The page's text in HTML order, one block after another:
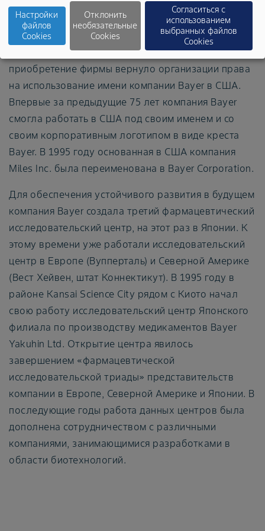
специализирующуюся на препаратах
безрецептурного отпуска. Это один из ключевых
моментов в истории компании, так как
приобретение фирмы вернуло организации права
на использование имени компании Bayer в США.
Впервые за предыдущие 75 лет компания Bayer
смогла работать в США под своим именем и со
своим корпоративным логотипом в виде креста
Bayer. В 1995 году основанная в США компания
Miles Inc. была переименована в Bayer Corporation.
Для обеспечения устойчивого развития в будущем
компания Bayer создала третий фармацевтический
исследовательский центр, на этот раз в Японии. К
этому времени уже работали исследовательский
центр в Европе (Вупперталь) и Северной Америке
(Вест Хейвен, штат Коннектикут). В 1995 году в
районе Kansai Science City рядом с Киото начал
свою работу исследовательский центр Японского
филиала по производству медикаментов Bayer
Yakuhin Ltd. Открытие центра явилось
завершением «фармацевтической
исследовательской триады» представительств
компании в Европе, Северной Америке и Японии. В
последующие годы работа данных центров была
дополнена сотрудничеством с различными
компаниями, занимающимися разработками в
области биотехнологий.
Настройки
файлов
Cookies
Отклонить
необязательные
Cookies
Согласиться с
использованием
выбранных файлов
Cookies